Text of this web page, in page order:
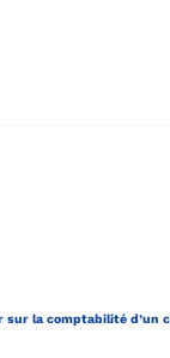
sur la comptabilité d’un